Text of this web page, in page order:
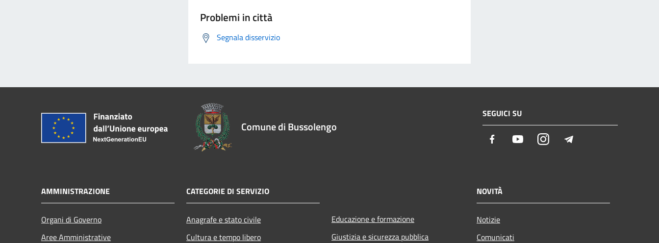
Problemi in città
Segnala disservizio
Comune di Bussolengo
SEGUICI SU
Facebook YoutubeInstagram
AMMINISTRAZIONE
Organi di Governo
Aree Amministrative
CATEGORIE DI SERVIZIO
Anagrafe e stato civile
Cultura e tempo libero
Educazione e formazione
Giustizia e sicurezza pubblica
NOVITÀ
Notizie
Comunicati